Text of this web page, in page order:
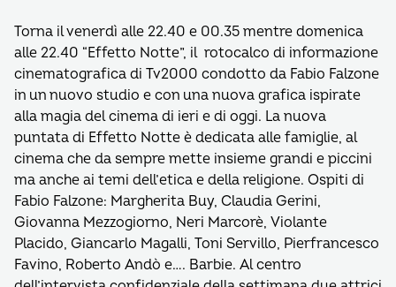
Torna il venerdì alle 22.40 e 00.35 mentre domenica
alle 22.40 “Effetto Notte”, il rotocalco di informazione
cinematografica di Tv2000 condotto da Fabio Falzone
in un nuovo studio e con una nuova grafica ispirate
alla magia del cinema di ieri e di oggi. La nuova
puntata di Effetto Notte è dedicata alle famiglie, al
cinema che da sempre mette insieme grandi e piccini
ma anche ai temi dell’etica e della religione. Ospiti di
Fabio Falzone: Margherita Buy, Claudia Gerini,
Giovanna Mezzogiorno, Neri Marcorè, Violante
Placido, Giancarlo Magalli, Toni Servillo, Pierfrancesco
Favino, Roberto Andò e…. Barbie. Al centro